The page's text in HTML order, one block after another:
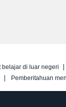
belajar di luar negeri
Pemberitahuan